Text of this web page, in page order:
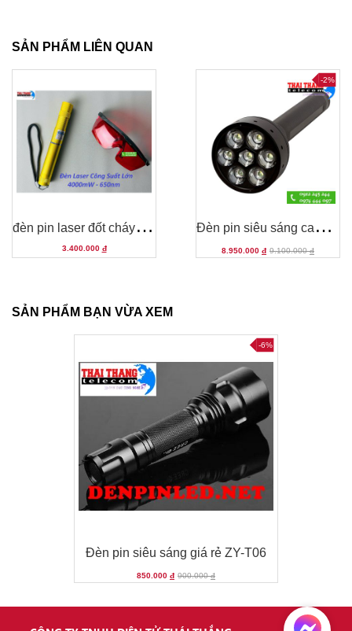
SẢN PHẨM LIÊN QUAN
đ
èn pin laser đốt cháy , hộp va li nhôm
3.400.000 đ
Đ
èn pin siêu sáng cao cấp Led Lenser X21 1120 Lumens
8.950.000 đ 9.100.000đ
-2%
SẢN PHẨM BẠN VỪA XEM
Đèn pin siêu sáng giá rẻ ZY-T06
850.000 đ 900.000đ
-6%